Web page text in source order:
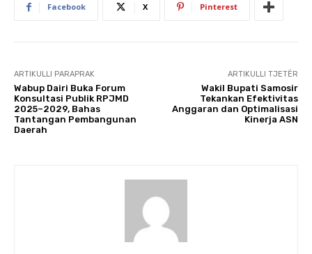
Facebook X Pinterest
ARTIKULLI PARAPRAK
Wabup Dairi Buka Forum
Konsultasi Publik RPJMD
2025–2029, Bahas
Tantangan Pembangunan
Daerah
ARTIKULLI TJETËR
Wakil Bupati Samosir
Tekankan Efektivitas
Anggaran dan Optimalisasi
Kinerja ASN